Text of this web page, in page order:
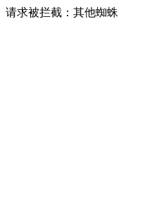
请求被拦截：其他蜘蛛